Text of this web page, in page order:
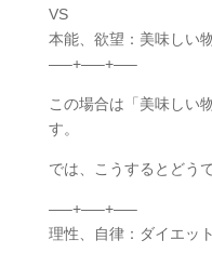
VS
本能、欲望：美味しい
—–+—–+—–
この場合は「美味しい
す。
では、こうするとどう
—–+—–+—–
理性、自律：ダイエッ